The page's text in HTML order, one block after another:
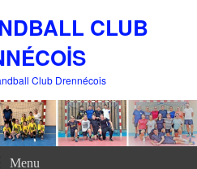
CLUB
Club Drennécois
Menu